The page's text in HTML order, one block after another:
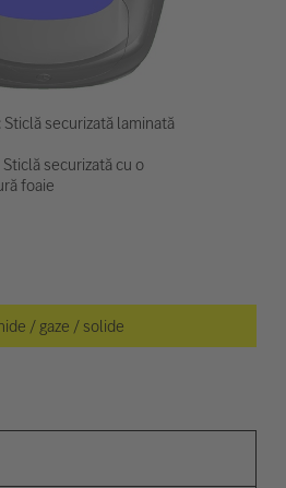
Sticlă securizată laminată
Sticlă securizată cu o
foaie
/ gaze / solide